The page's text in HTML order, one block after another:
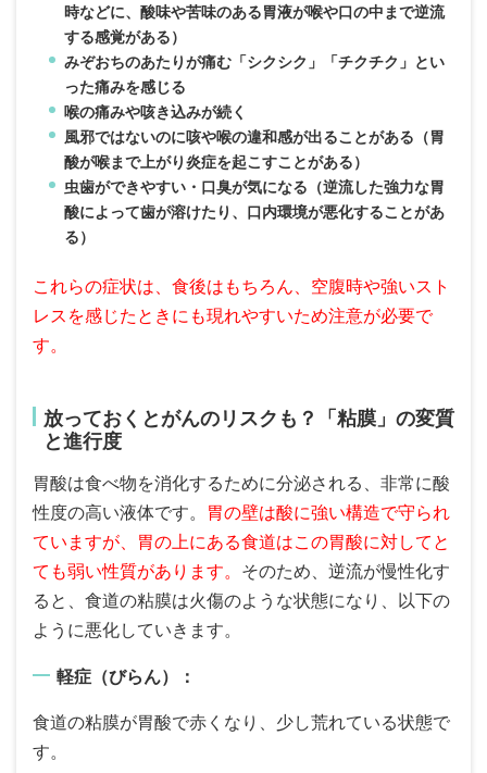
時などに、酸味や苦味のある胃液が喉や口の中まで逆流
する感覚がある）
みぞおちのあたりが痛む「シクシク」「チクチク」とい
った痛みを感じる
喉の痛みや咳き込みが続く
風邪ではないのに咳や喉の違和感が出ることがある（胃
酸が喉まで上がり炎症を起こすことがある）
虫歯ができやすい・口臭が気になる（逆流した強力な胃
酸によって歯が溶けたり、口内環境が悪化することがあ
る）
これらの症状は、食後はもちろん、空腹時や強いスト
レスを感じたときにも現れやすいため注意が必要で
す。
放っておくとがんのリスクも？「粘膜」の変質
と進行度
胃酸は食べ物を消化するために分泌される、非常に酸
性度の高い液体です。 胃の壁は酸に強い構造で守られ
ていますが、胃の上にある食道はこの胃酸に対してと
ても弱い性質があります。 そのため、逆流が慢性化す
ると、食道の粘膜は火傷のような状態になり、以下の
ように悪化していきます。
軽症（びらん）：
食道の粘膜が胃酸で赤くなり、少し荒れている状態で
す。